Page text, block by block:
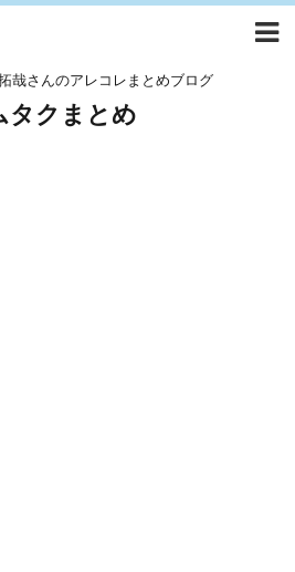
哉さんのアレコレまとめブログ
タクまとめ